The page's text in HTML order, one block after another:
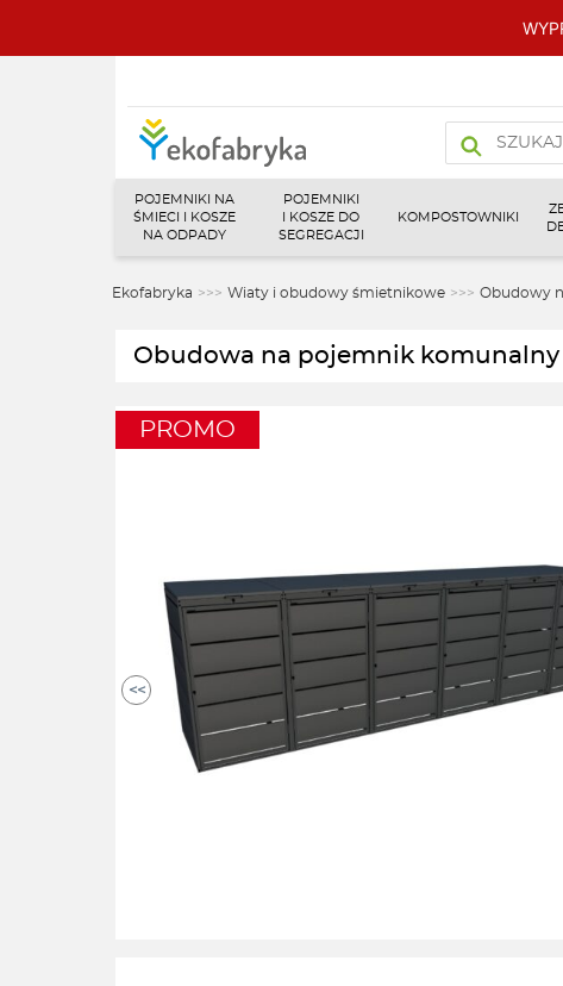
produktów
POJEMNIKI NA
ŚMIECI I KOSZE
NA ODPADY
POJEMNIKI
I KOSZE DO
SEGREGACJI
KOMPOSTOWNIKI
Ekofabryka >>> Wiaty i obudowy śmietnikowe >>> Obudowy
Obudowa na pojemnik komunalny
PROMO
<<